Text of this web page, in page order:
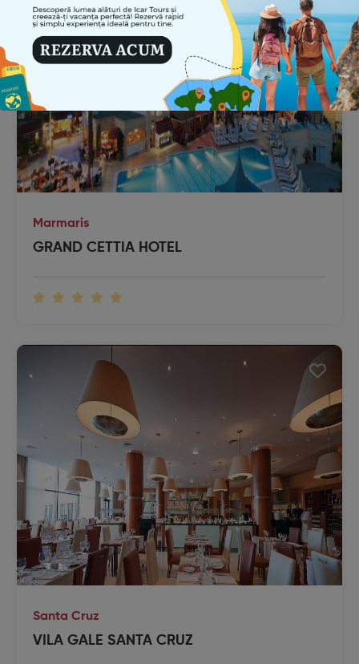
Marmaris
GRAND CETTIA HOTEL
Santa Cruz
VILA GALE SANTA CRUZ